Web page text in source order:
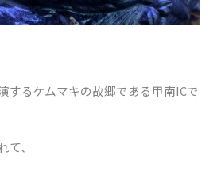
するケムマキの故郷である甲南ICで
、